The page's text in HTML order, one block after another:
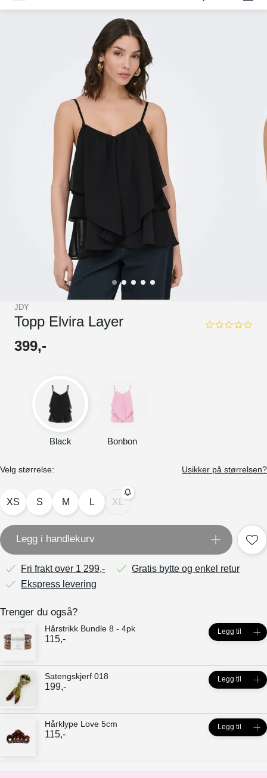
JDY
Topp Elvira Layer
0.0
399,-
Black Bonbon
Velg størrelse: Usikker på størrelsen?
XS S M L XL
Legg i handlekurv
Fri frakt over 1 299,-
Gratis bytte og enkel retur
Ekspress levering
Trenger du også?
Hårstrikk Bundle 8 - 4pk
115,-
Legg til
Satengskjerf 018
199,-
Legg til
Hårklype Love 5cm
115,-
Legg til